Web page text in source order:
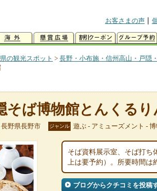
お客さまの声
の観光スポット > 長野・小布施・信州高山・戸隠
そば博物館とんくるり
長野県長野市 ジャンル 遊ぶ - アミューズメント -
そば資料展示室、そば打ち
上は要予約）。所要時間は
ブログからクチコミを投稿